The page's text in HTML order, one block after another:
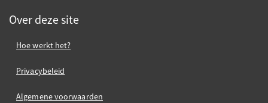
Over deze site
Hoe werkt het?
Privacybeleid
Algemene voorwaarden